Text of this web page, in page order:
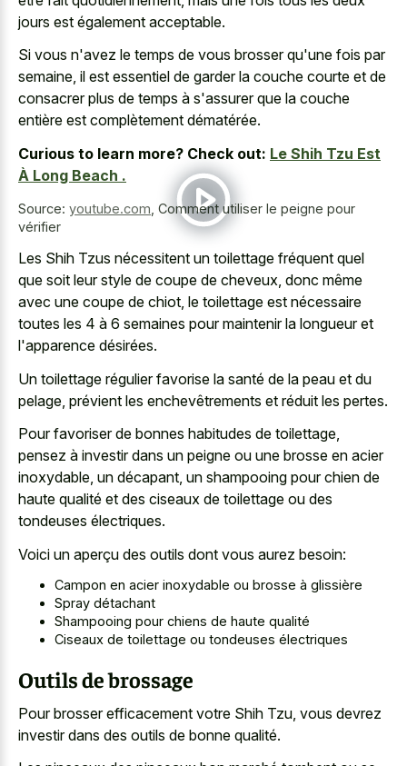
jours est également acceptable.
Si vous n'avez le temps de vous brosser qu'une fois par
semaine, il est essentiel de garder la couche courte et de
consacrer plus de temps à s'assurer que la couche
entière est complètement dématérée.
Curious to learn more? Check out: Le Shih Tzu Est
À Long Beach .
Source: youtube.com Comment utiliser le peigne pour
vérifier
Les Shih Tzus nécessitent un toilettage fréquent quel
que soit leur style de coupe de cheveux, donc même
avec une coupe de chiot, le toilettage est nécessaire
toutes les 4 à 6 semaines pour maintenir la longueur et
l'apparence désirées.
Un toilettage régulier favorise la santé de la peau et du
pelage, prévient les enchevêtrements et réduit les pertes.
Pour favoriser de bonnes habitudes de toilettage,
pensez à investir dans un peigne ou une brosse en acier
inoxydable, un décapant, un shampooing pour chien de
haute qualité et des ciseaux de toilettage ou des
tondeuses électriques.
Voici un aperçu des outils dont vous aurez besoin:
Campon en acier inoxydable ou brosse à glissière
Spray détachant
Shampooing pour chiens de haute qualité
Ciseaux de toilettage ou tondeuses électriques
Outils de brossage
Pour brosser efficacement votre Shih Tzu, vous devrez
investir dans des outils de bonne qualité.